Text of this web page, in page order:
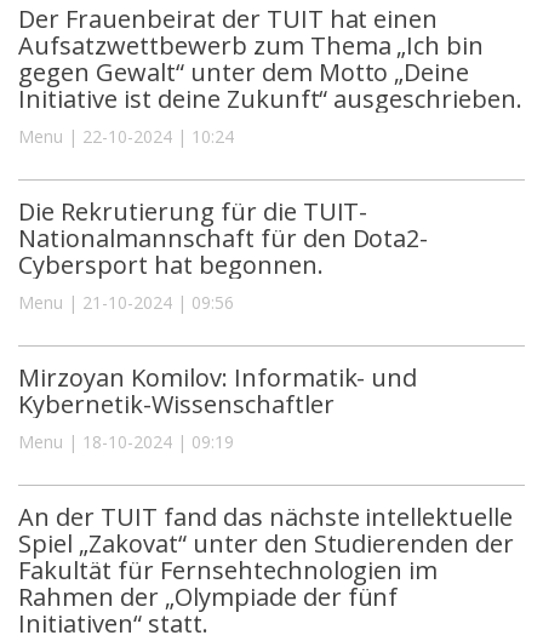
Der Frauenbeirat der TUIT hat einen
Aufsatzwettbewerb zum Thema „Ich bin
gegen Gewalt“ unter dem Motto „Deine
Initiative ist deine Zukunft“ ausgeschrieben.
Menu | 22-10-2024 | 10:24
Die Rekrutierung für die TUIT-
Nationalmannschaft für den Dota2-
Cybersport hat begonnen.
Menu | 21-10-2024 | 09:56
Mirzoyan Komilov: Informatik- und
Kybernetik-Wissenschaftler
Menu | 18-10-2024 | 09:19
An der TUIT fand das nächste intellektuelle
Spiel „Zakovat“ unter den Studierenden der
Fakultät für Fernsehtechnologien im
Rahmen der „Olympiade der fünf
Initiativen“ statt.